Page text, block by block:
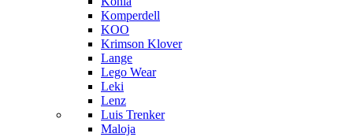
Komperdell
KOO
Krimson Klover
Lange
Lego Wear
Leki
Lenz
Luis Trenker
Maloja